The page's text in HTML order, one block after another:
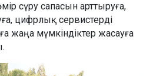
сүру сапасын арттыруға,
цифрлық сервистерді
жаңа мүмкіндіктер жасауға